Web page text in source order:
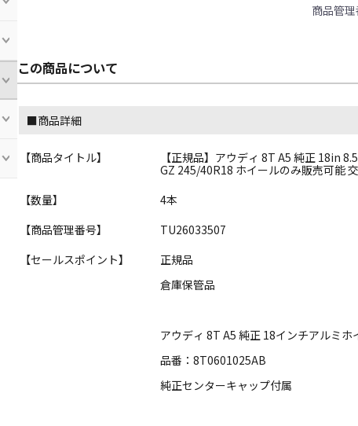
商品管理
この商品について
■商品詳細
【商品タイトル】
【正規品】アウディ 8T A5 純正 18in
GZ 245/40R18 ホイールのみ販売可能
【数量】
4本
【商品管理番号】
TU26033507
【セールスポイント】
正規品
倉庫保管品
アウディ 8T A5 純正 18インチアルミホ
品番：8T0601025AB
純正センターキャップ付属